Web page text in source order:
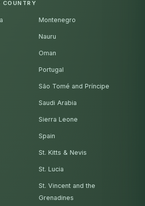
Montenegro
Nauru
Oman
Portugal
São Tomé and Príncipe
Saudi Arabia
Sierra Leone
Spain
St. Kitts & Nevis
St. Lucia
St. Vincent and the
Grenadines